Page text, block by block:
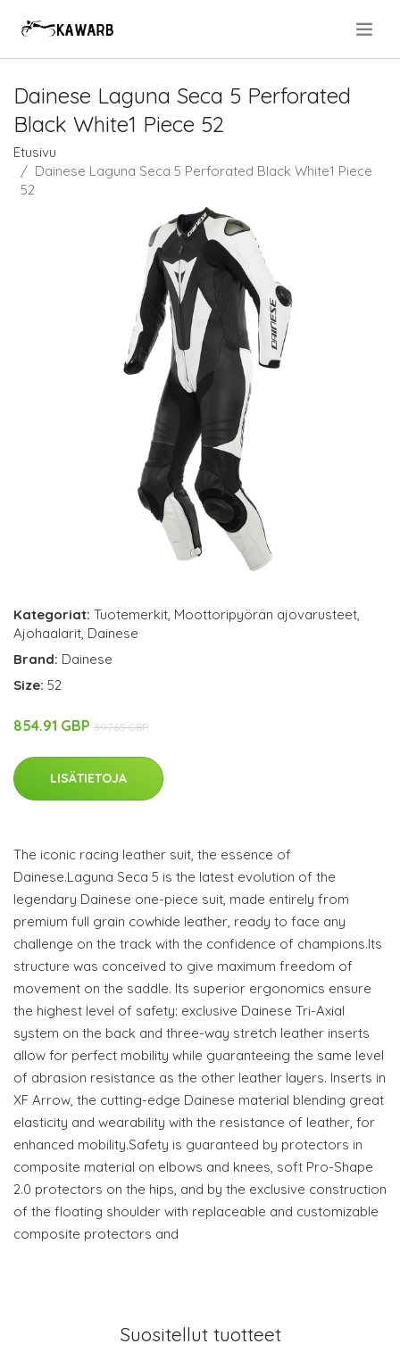
Dainese Laguna Seca 5 Perforated
Black White1 Piece 52
Etusivu
Dainese Laguna Seca 5 Perforated Black White1 Piece
52
Kategoriat: Tuotemerkit, Moottoripyörän ajovarusteet,
Ajohaalarit, Dainese
Brand: Dainese
Size: 52
854.91 GBP 897.65 GBP
LISÄTIETOJA
The iconic racing leather suit, the essence of
Dainese.Laguna Seca 5 is the latest evolution of the
legendary Dainese one-piece suit, made entirely from
premium full grain cowhide leather, ready to face any
challenge on the track with the confidence of champions.Its
structure was conceived to give maximum freedom of
movement on the saddle. Its superior ergonomics ensure
the highest level of safety: exclusive Dainese Tri-Axial
system on the back and three-way stretch leather inserts
allow for perfect mobility while guaranteeing the same level
of abrasion resistance as the other leather layers. Inserts in
XF Arrow, the cutting-edge Dainese material blending great
elasticity and wearability with the resistance of leather, for
enhanced mobility.Safety is guaranteed by protectors in
composite material on elbows and knees, soft Pro-Shape
2.0 protectors on the hips, and by the exclusive construction
of the floating shoulder with replaceable and customizable
composite protectors and
Suositellut tuotteet